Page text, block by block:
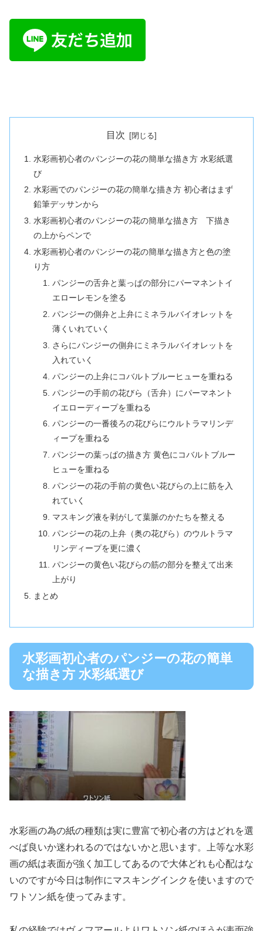
目次
水彩画初心者のパンジーの花の簡単な描き方 水彩紙選
び
水彩画でのパンジーの花の簡単な描き方 初心者はまず
鉛筆デッサンから
水彩画初心者のパンジーの花の簡単な描き方 下描き
の上からペンで
水彩画初心者のパンジーの花の簡単な描き方と色の塗
り方
パンジーの舌弁と葉っぱの部分にパーマネントイ
エローレモンを塗る
パンジーの側弁と上弁にミネラルバイオレットを
薄くいれていく
さらにパンジーの側弁にミネラルバイオレットを
入れていく
パンジーの上弁にコバルトブルーヒューを重ねる
パンジーの手前の花びら（舌弁）にパーマネント
イエローディープを重ねる
パンジーの一番後ろの花びらにウルトラマリンデ
ィープを重ねる
パンジーの葉っぱの描き方 黄色にコバルトブルー
ヒューを重ねる
パンジーの花の手前の黄色い花びらの上に筋を入
れていく
マスキング液を剥がして葉脈のかたちを整える
パンジーの花の上弁（奥の花びら）のウルトラマ
リンディープを更に濃く
パンジーの黄色い花びらの筋の部分を整えて出来
上がり
まとめ
水彩画初心者のパンジーの花の簡単
な描き方 水彩紙選び
水彩画の為の紙の種類は実に豊富で初心者の方はどれを選
べば良いか迷われるのではないかと思います。上等な水彩
画の紙は表面が強く加工してあるので大体どれも心配はな
いのですが今日は制作にマスキングインクを使いますので
ワトソン紙を使ってみます。